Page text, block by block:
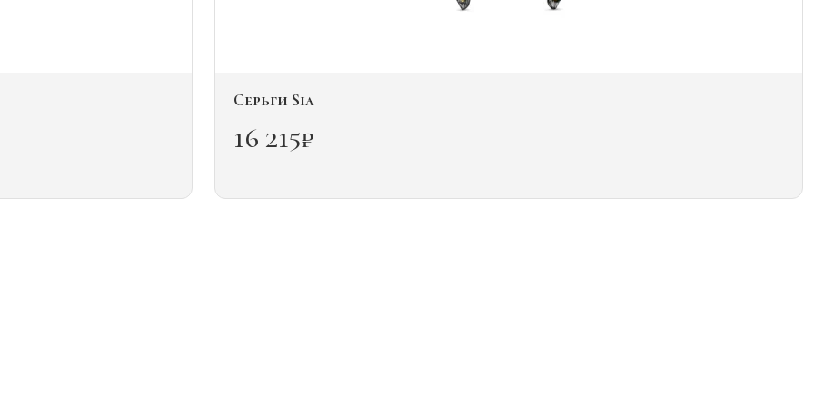
Серьги Sia
16 215₽
имеет